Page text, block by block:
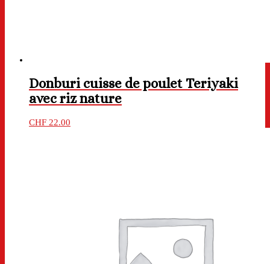
Donburi cuisse de poulet Teriyaki
avec riz nature
CHF 22.00